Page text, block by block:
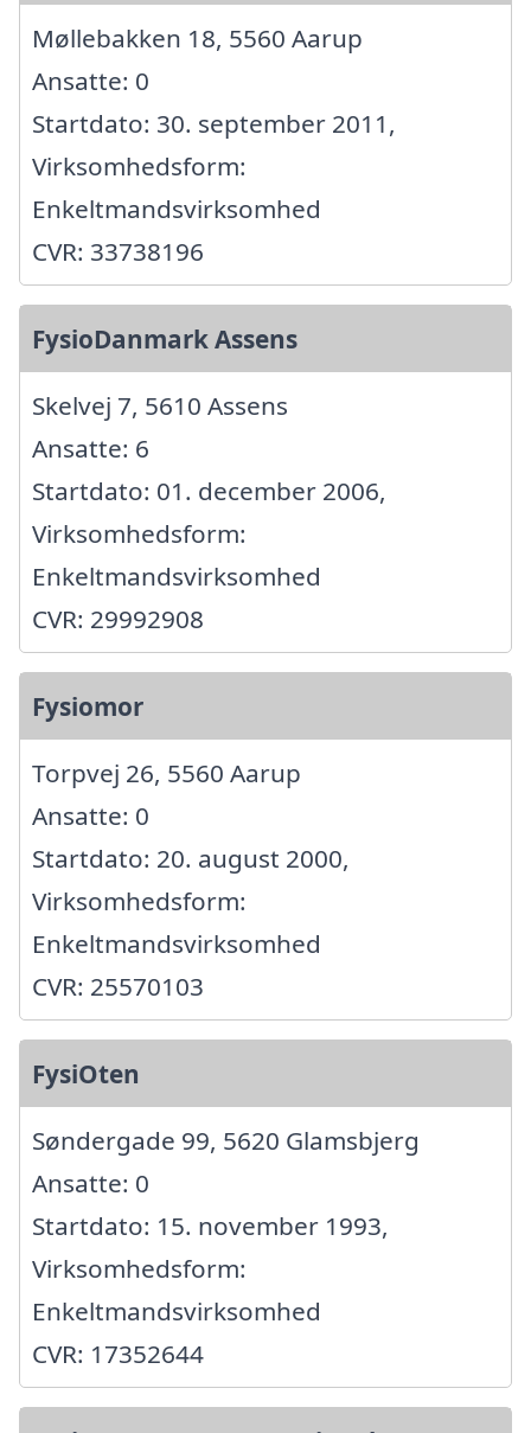
Møllebakken 18, 5560 Aarup
Ansatte: 0
Startdato: 30. september 2011,
Virksomhedsform:
Enkeltmandsvirksomhed
CVR: 33738196
FysioDanmark Assens
Skelvej 7, 5610 Assens
Ansatte: 6
Startdato: 01. december 2006,
Virksomhedsform:
Enkeltmandsvirksomhed
CVR: 29992908
Fysiomor
Torpvej 26, 5560 Aarup
Ansatte: 0
Startdato: 20. august 2000,
Virksomhedsform:
Enkeltmandsvirksomhed
CVR: 25570103
FysiOten
Søndergade 99, 5620 Glamsbjerg
Ansatte: 0
Startdato: 15. november 1993,
Virksomhedsform:
Enkeltmandsvirksomhed
CVR: 17352644